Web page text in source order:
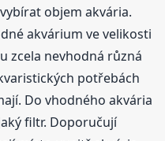
objem akvária.
akvárium ve velikosti
zcela nevhodná různá
potřebách
Do vhodného akvária
filtr. Doporučují